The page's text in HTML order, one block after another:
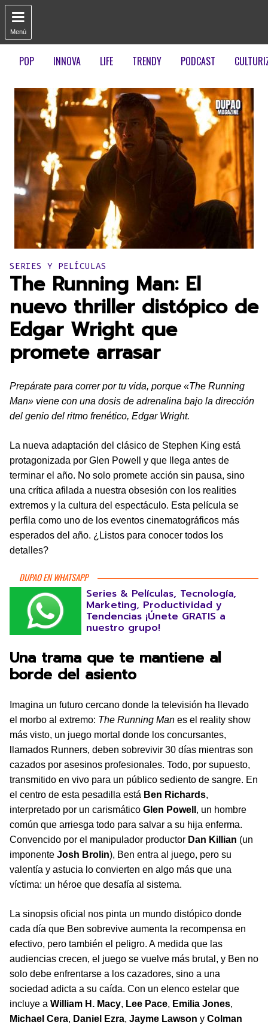

Menú
POP INNOVA LIFE TRENDY PODCAST
Publicado en:
SERIES Y PELÍCULAS
The Running Man: El
nuevo thriller distópico de
Edgar Wright que
promete arrasar
Prepárate para correr por tu vida, porque «The Running
Man» viene con una dosis de adrenalina bajo la dirección
del genio del ritmo frenético, Edgar Wright.
La nueva adaptación del clásico de Stephen King está
protagonizada por Glen Powell y que llega antes de
terminar el año. No solo promete acción sin pausa, sino
una crítica afilada a nuestra obsesión con los realities
extremos y la cultura del espectáculo. Esta película se
perfila como uno de los eventos cinematográficos más
esperados del año. ¿Listos para conocer todos los
detalles?
DUPAO EN WHATSAPP
Series & Películas, Tecnología,
Marketing, Productividad y
Tendencias ¡Únete GRATIS a
nuestro grupo!
Una trama que te mantiene al
borde del asiento
Imagina un futuro cercano donde la televisión ha llevado
el morbo al extremo: The Running Man es el reality show
más visto, un juego mortal donde los concursantes,
llamados Runners, deben sobrevivir 30 días mientras son
cazados por asesinos profesionales. Todo, por supuesto,
transmitido en vivo para un público sediento de sangre. En
el centro de esta pesadilla está Ben Richards,
interpretado por un carismático Glen Powell , un hombre
común que arriesga todo para salvar a su hija enferma.
Convencido por el manipulador productor Dan Killian (un
imponente Josh Brolin), Ben entra al juego, pero su
valentía y astucia lo convierten en algo más que una
víctima: un héroe que desafía al sistema.
La sinopsis oficial nos pinta un mundo distópico donde
cada día que Ben sobrevive aumenta la recompensa en
efectivo, pero también el peligro. A medida que las
audiencias crecen, el juego se vuelve más brutal, y Ben no
solo debe enfrentarse a los cazadores, sino a una
sociedad adicta a su caída. Con un elenco estelar que
incluye a William H. Macy, Lee Pace, Emilia Jones,
Michael Cera, Daniel Ezra, Jayme Lawson y Colman